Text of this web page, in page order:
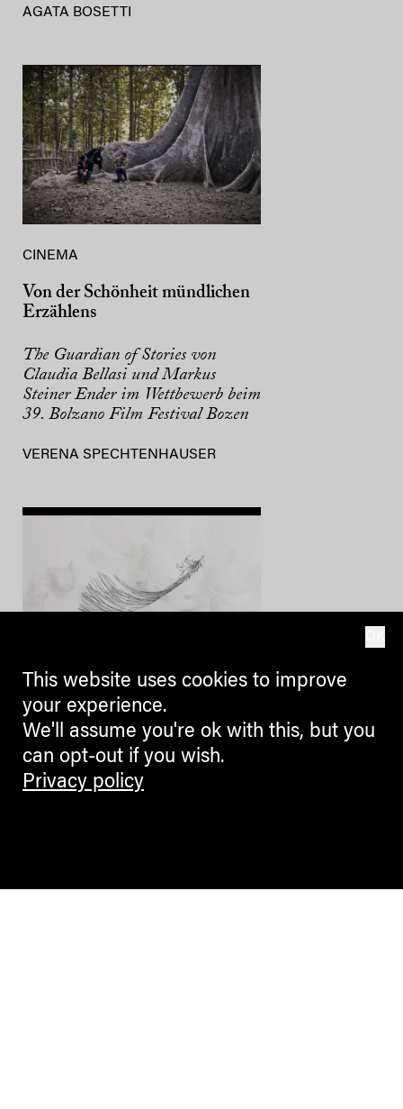
AGATA BOSETTI
CINEMA
Von der Schönheit mündlichen
Erzählens
The Guardian of Stories von
Claudia Bellasi und Markus
Steiner Ender im Wettbewerb beim
39. Bolzano Film Festival Bozen
VERENA SPECHTENHAUSER
CINEMA
Brutal aufrüttelnd
39. Bolzano Film Festival Bozen
This website uses cookies to improve
your experience.
We'll assume you're ok with this, but you
can opt-out if you wish.
Privacy policy